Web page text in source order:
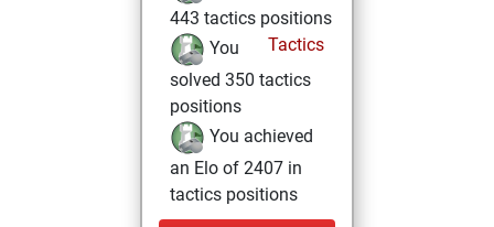
443 tactics positions
Tactics
You
solved 350 tactics
positions
You achieved
an Elo of 2407 in
tactics positions